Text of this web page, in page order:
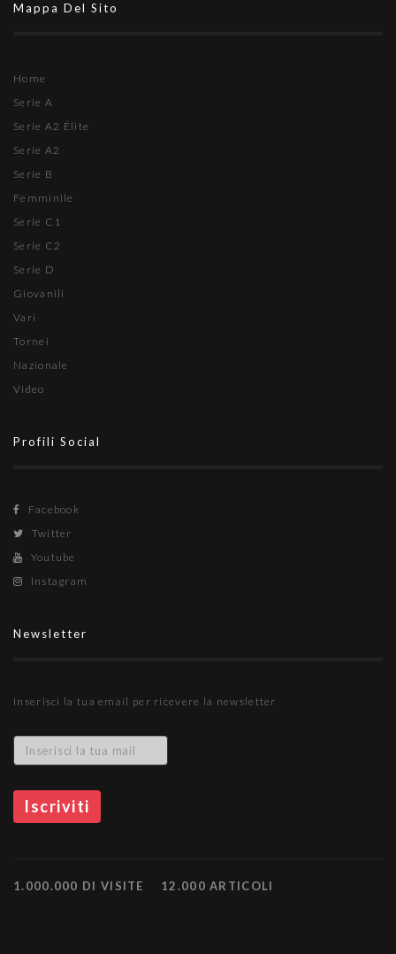
Mappa Del Sito
Home
Serie A
Serie A2 Élite
Serie A2
Serie B
Femminile
Serie C1
Serie C2
Serie D
Giovanili
Vari
Tornei
Nazionale
Video
Profili Social
Facebook
Twitter
Youtube
Instagram
Newsletter
Inserisci la tua email per ricevere la newsletter
1.000.000 DI VISITE 12.000 ARTICOLI